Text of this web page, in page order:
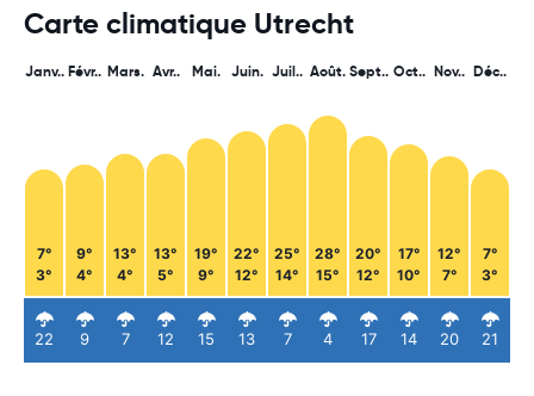
Carte climatique Utrecht
Janv..
7°
3°
22
Févr..
9°
4°
9
Mars.
13°
4°
7
Avr..
13°
5°
12
Mai.
19°
9°
15
Juin.
22°
12°
13
Juil..
25°
14°
7
Août.
28°
15°
4
Sept..
20°
12°
17
Oct..
17°
10°
14
Nov..
12°
7°
20
Déc..
7°
3°
21